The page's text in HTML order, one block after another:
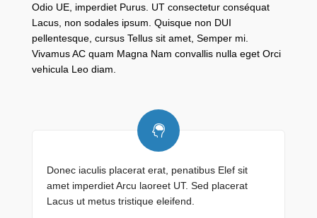
Odio UE, imperdiet Purus. UT consectetur conséquat
Lacus, non sodales ipsum. Quisque non DUI
pellentesque, cursus Tellus sit amet, Semper mi.
Vivamus AC quam Magna Nam convallis nulla eget Orci
vehicula Leo diam.
Donec iaculis placerat erat, penatibus Elef sit
amet imperdiet Arcu laoreet UT. Sed placerat
Lacus ut metus tristique eleifend.